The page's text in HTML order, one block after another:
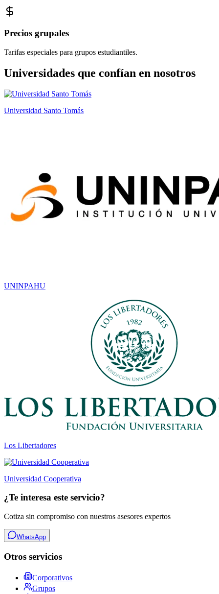
Precios grupales
Tarifas especiales para grupos estudiantiles.
Universidades que confían en nosotros
Universidad Santo Tomás
UNINPAHU
Los Libertadores
Universidad Cooperativa
¿Te interesa este servicio?
Cotiza sin compromiso con nuestros asesores expertos
WhatsApp
Otros servicios
Corporativos
Grupos